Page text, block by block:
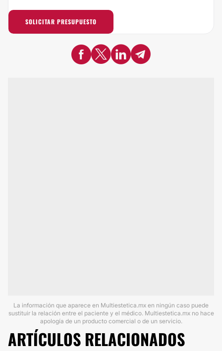
SOLICITAR PRESUPUESTO
La información que aparece en Multiestetica.mx en ningún caso puede
sustituir la relación entre el paciente y el médico. Multiestetica.mx no hace
apología de un producto comercial o de un servicio.
ARTÍCULOS RELACIONADOS